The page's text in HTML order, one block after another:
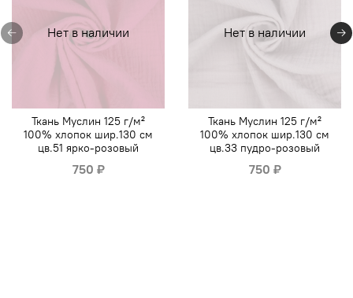
Нет в наличии
Ткань Муслин 125 г/м²
100% хлопок шир.130 см
цв.51 ярко-розовый
750 ₽
Нет в наличии
Ткань Муслин 125 г/м²
100% хлопок шир.130 см
цв.33 пудро-розовый
750 ₽